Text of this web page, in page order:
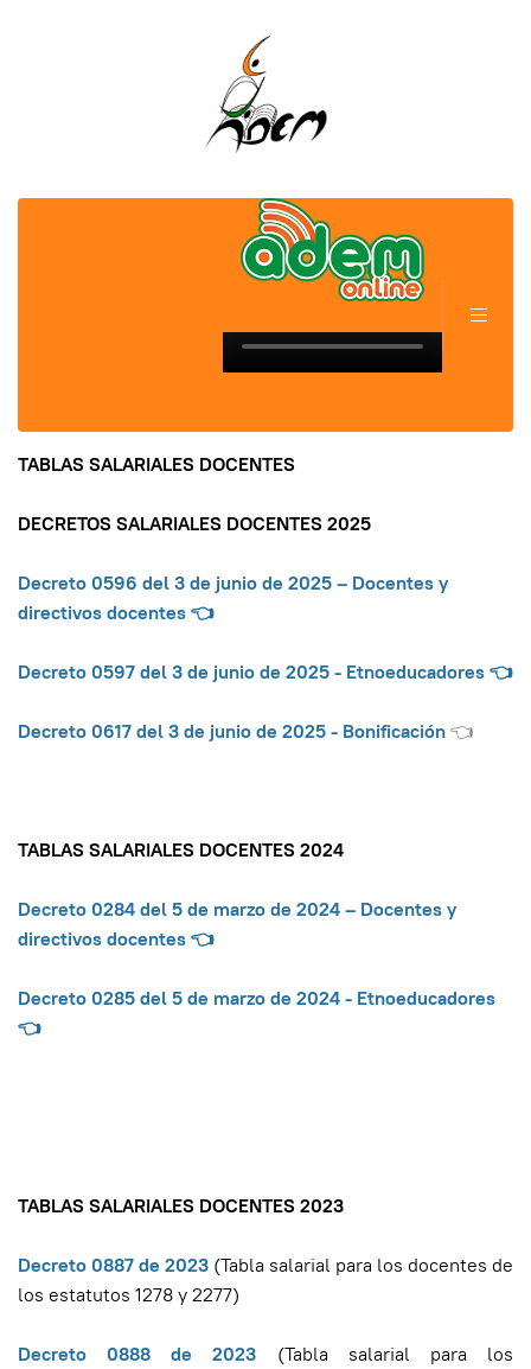
TABLAS SALARIALES DOCENTES
DECRETOS SALARIALES DOCENTES 2025
Decreto 0596 del 3 de junio de 2025 – Docentes y
directivos docentes 👈
Decreto 0597 del 3 de junio de 2025 - Etnoeducadores👈
Decreto 0617 del 3 de junio de 2025 - Bonificación👈
TABLAS SALARIALES DOCENTES 2024
Decreto 0284 del 5 de marzo de 2024 – Docentes y
directivos docentes👈
Decreto 0285 del 5 de marzo de 2024 - Etnoeducadores
👈
TABLAS SALARIALES DOCENTES 2023
Decreto 0887 de 2023 (Tabla salarial para los docentes de
los estatutos 1278 y 2277)
Decreto 0888 de 2023 (Tabla salarial para los